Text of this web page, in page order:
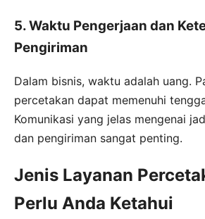
5. Waktu Pengerjaan dan
Pengiriman
Dalam bisnis, waktu adalah uang.
percetakan dapat memenuhi
Komunikasi yang jelas mengenai
dan pengiriman sangat penting.
Jenis Layanan
Perlu Anda Ketahui